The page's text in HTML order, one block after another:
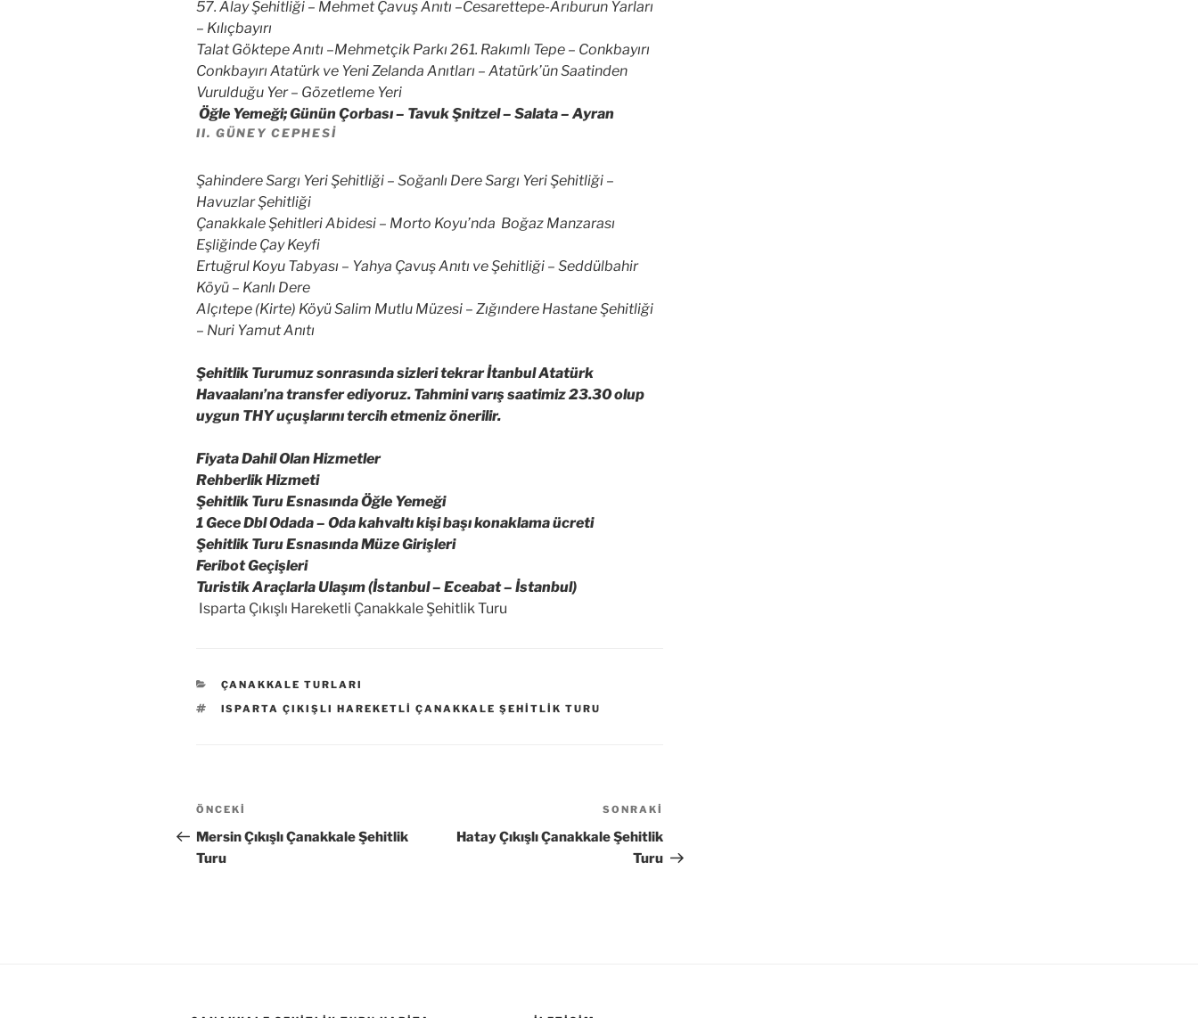
57. Alay Şehitliği – Mehmet Çavuş Anıtı –Cesarettepe-Arıburun Yarları
– Kılıçbayırı
Talat Göktepe Anıtı –Mehmetçik Parkı 261. Rakımlı Tepe – Conkbayırı
Conkbayırı Atatürk ve Yeni Zelanda Anıtları – Atatürk’ün Saatinden
Vurulduğu Yer – Gözetleme Yeri
Öğle Yemeği; Günün Çorbası – Tavuk Şnitzel – Salata – Ayran
II. GÜNEY CEPHESI
Şahindere Sargı Yeri Şehitliği – Soğanlı Dere Sargı Yeri Şehitliği –
Havuzlar Şehitliği
Çanakkale Şehitleri Abidesi – Morto Koyu’nda Boğaz Manzarası
Eşliğinde Çay Keyfi
Ertuğrul Koyu Tabyası – Yahya Çavuş Anıtı ve Şehitliği – Seddülbahir
Köyü – Kanlı Dere
Alçıtepe (Kirte) Köyü Salim Mutlu Müzesi – Zığındere Hastane Şehitliği
– Nuri Yamut Anıtı
Şehitlik Turumuz sonrasında sizleri tekrar İtanbul Atatürk
Havaalanı’na transfer ediyoruz. Tahmini varış saatimiz 23.30 olup
uygun THY uçuşlarını tercih etmeniz önerilir.
Fiyata Dahil Olan Hizmetler
Rehberlik Hizmeti
Şehitlik Turu Esnasında Öğle Yemeği
1 Gece Dbl Odada – Oda kahvaltı kişi başı konaklama ücreti
Şehitlik Turu Esnasında Müze Girişleri
Feribot Geçişleri
Turistik Araçlarla Ulaşım (İstanbul – Eceabat – İstanbul)
Isparta Çıkışlı Hareketli Çanakkale Şehitlik Turu
KATEGORILER
ÇANAKKALE TURLARI
ETIKETLER
ISPARTA ÇIKIŞLI HAREKETLI ÇANAKKALE ŞEHITLIK TURU
Yazı
gezinmesi
Önceki
Yazı
ÖNCEKI
Mersin Çıkışlı Çanakkale Şehitlik
Turu
Yazı
SONRAKI
Hatay Çıkışlı Çanakkale Şehitlik
Turu